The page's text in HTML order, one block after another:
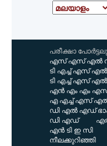
പരീക്ഷാ
എസ്‌ എസ്‌ എൽ
ടി എച്ച് എസ്‌
ടി എച്ച് എസ്‌
എൻ എം എം
എ എച്ച് എസ്‌
ഡി എൽ എഡ്
ഡി എഡ്
എൻ ടി ഇ സി
നീലക്കുറിഞ്ഞി